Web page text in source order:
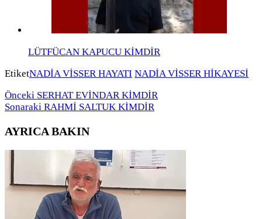
LÜTFÜCAN KAPUCU KİMDİR
EtiketNADİA VİSSER HAYATI NADİA VİSSER HİKAYESİ
Önceki SERHAT EVİNDAR KİMDİR
Sonaraki RAHMİ SALTUK KİMDİR
AYRICA BAKIN